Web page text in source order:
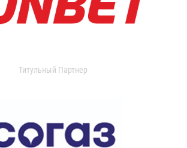
Титульный Партнер